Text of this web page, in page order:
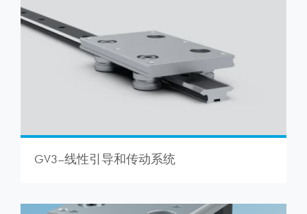
GV3–线性引导和传动系统